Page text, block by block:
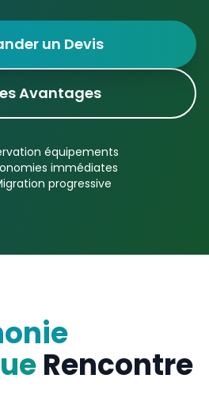
un Devis
Avantages
équipements
immédiates
progressive
Rencontre